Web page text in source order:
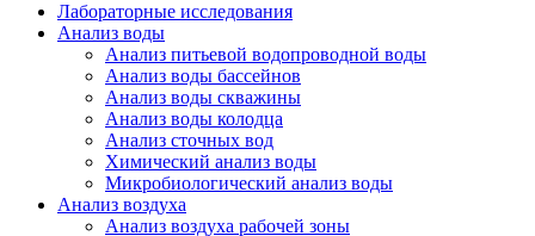
Лабораторные исследования
Анализ воды
Анализ питьевой водопроводной воды
Анализ воды бассейнов
Анализ воды скважины
Анализ воды колодца
Анализ сточных вод
Химический анализ воды
Микробиологический анализ воды
Анализ воздуха
Анализ воздуха рабочей зоны